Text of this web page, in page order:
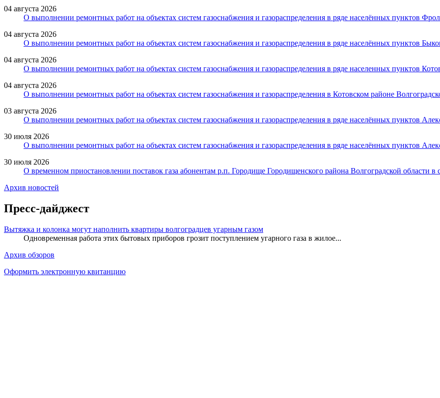
04 августа 2026
О выполнении ремонтных работ на объектах систем газоснабжения и газораспределения в ряде населённых пунктов
04 августа 2026
О выполнении ремонтных работ на объектах систем газоснабжения и газораспределения в ряде населённых пунктов
04 августа 2026
О выполнении ремонтных работ на объектах систем газоснабжения и газораспределения в ряде населенных пунктов
04 августа 2026
О выполнении ремонтных работ на объектах систем газоснабжения и газораспределения в Котовском районе
03 августа 2026
О выполнении ремонтных работ на объектах систем газоснабжения и газораспределения в ряде населённых пунктов
30 июля 2026
О выполнении ремонтных работ на объектах систем газоснабжения и газораспределения в ряде населённых пунктов
30 июля 2026
О временном приостановлении поставок газа абонентам р.п. Городище Городищенского района Волгоградской области
Архив новостей
Пресс-дайджест
Вытяжка и колонка могут наполнить квартиры волгоградцев угарным газом
Одновременная работа этих бытовых приборов грозит поступлением угарного газа в жилое...
Архив обзоров
Оформить электронную квитанцию